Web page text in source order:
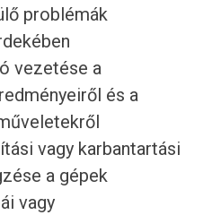
problémák
vezetése a
és a
vagy karbantartási
a gépek
vagy